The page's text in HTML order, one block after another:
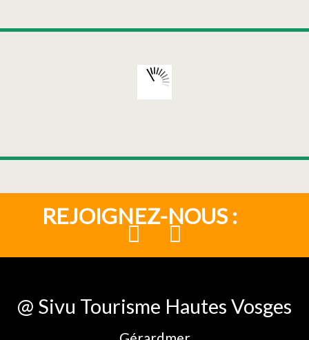
REJOIGNEZ-NOUS :
@ Sivu Tourisme Hautes Vosges